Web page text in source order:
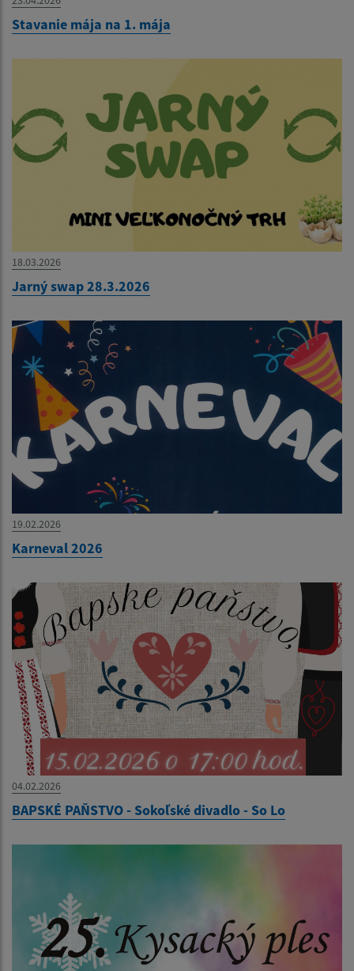
Stavanie mája na 1. mája
18.03.2026
Jarný swap 28.3.2026
19.02.2026
Karneval 2026
04.02.2026
BAPSKÉ PAŇSTVO - Sokoľské divadlo - So Lo